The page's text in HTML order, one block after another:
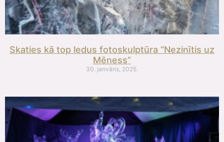
Skaties kā top ledus fotoskulptūra “Nezinītis uz
Mēness”
30. janvāris, 2025.